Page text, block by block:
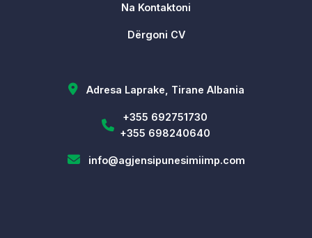
Na Kontaktoni
Dërgoni CV
Adresa Laprake, Tirane Albania
+355 692751730
+355 698240640
info@agjensipunesimiimp.com